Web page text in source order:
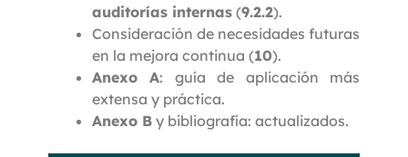
auditorías internas(9.2.2).
Consideración de necesidades futuras
en la mejora continua (10).
Anexo A: guía de aplicación más
extensa y práctica.
Anexo By bibliografía: actualizados.